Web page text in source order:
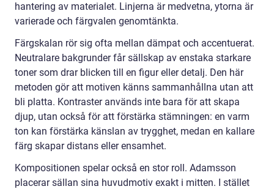
hantering av materialet. Linjerna är medvetna, ytorna är
varierade och färgvalen genomtänkta.
Färgskalan rör sig ofta mellan dämpat och accentuerat.
Neutralare bakgrunder får sällskap av enstaka starkare
toner som drar blicken till en figur eller detalj. Den här
metoden gör att motiven känns sammanhållna utan att
bli platta. Kontraster används inte bara för att skapa
djup, utan också för att förstärka stämningen: en varm
ton kan förstärka känslan av trygghet, medan en kallare
färg skapar distans eller ensamhet.
Kompositionen spelar också en stor roll. Adamsson
placerar sällan sina huvudmotiv exakt i mitten. I stället